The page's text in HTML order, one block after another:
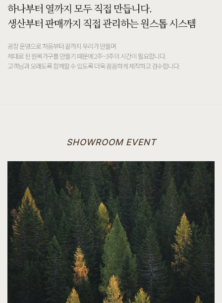
하나부터 열까지 모두 직접 만듭니다.
생산부터 판매까지 직접 관리하는 원스톱 시스템
공장 운영으로 처음부터 끝까지 우리가 만들며
제대로 된 원목가구를 만들기 때문에 2주~3주의 시간이 필요합니다.
고객님과 오래도록 함께할 수 있도록 더욱 꼼꼼하게 제작하고 검수합니다.
SHOWROOM EVENT